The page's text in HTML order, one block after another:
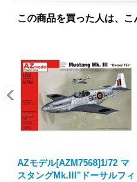
この商品を買った人は、
AZモデル[AZM7568]1/72 マ
スタングMk.III"ドーサルフィ